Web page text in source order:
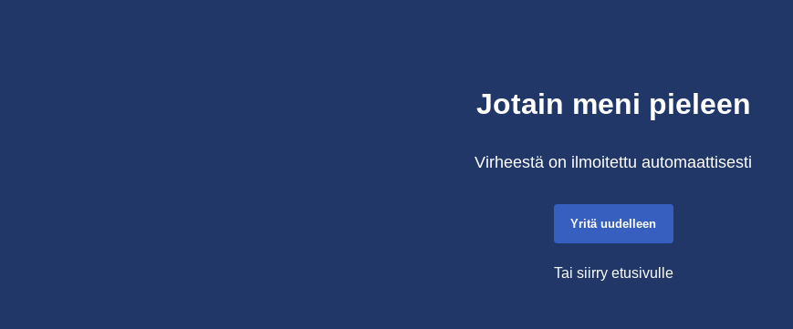
Jotain meni pieleen
Virheestä on ilmoitettu automaattisesti
Yritä uudelleen
Tai siirry etusivulle